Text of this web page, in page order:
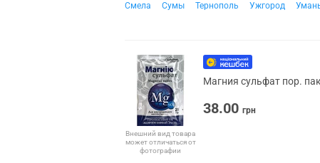
Смела
Сумы Тернополь Ужгород
Внешний вид товара
может отличаться от
фотографии
Магния сульфат пор.
38.00 грн